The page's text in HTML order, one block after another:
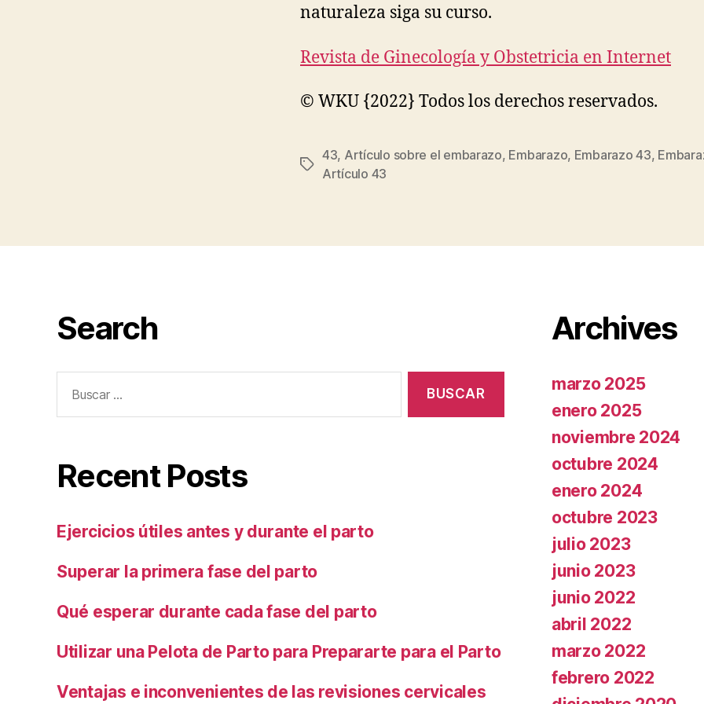
naturaleza siga su curso.
Revista de Ginecología y Obstetricia en Internet
© WKU {2022} Todos los derechos reservados.
Etiquetas
43, Artículo sobre el embarazo, Embarazo, Embarazo 43,
Artículo 43
Search
Recent Posts
Ejercicios útiles antes y durante el parto
Superar la primera fase del parto
Qué esperar durante cada fase del parto
Utilizar una Pelota de Parto para Prepararte para el Parto
Ventajas e inconvenientes de las revisiones cervicales
Archives
marzo 2025
enero 2025
noviembre 2024
octubre 2024
enero 2024
octubre 2023
julio 2023
junio 2023
junio 2022
abril 2022
marzo 2022
febrero 2022